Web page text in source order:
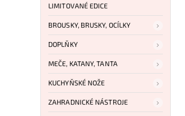
LIMITOVANÉ EDICE
BROUSKY, BRUSKY, OCÍLKY
DOPLŇKY
MEČE, KATANY, TANTA
KUCHYŇSKÉ NOŽE
ZAHRADNICKÉ NÁSTROJE